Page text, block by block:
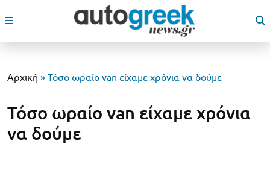
Αρχική » Τόσο ωραίο van είχαμε χρόνια να δούμε
Τόσο ωραίο van είχαμε χρόνια
να δούμε